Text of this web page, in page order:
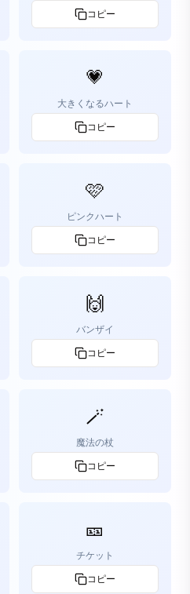
コピー
💗
大きくなるハート
コピー
🩷
ピンクハート
コピー
🙌
バンザイ
コピー
🪄
魔法の杖
コピー
🎫
チケット
コピー